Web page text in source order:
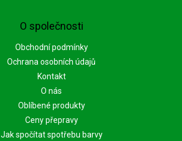
O společnosti
Obchodní podmínky
Ochrana osobních údajů
Kontakt
O nás
Oblíbené produkty
Ceny přepravy
Jak spočítat spotřebu barvy